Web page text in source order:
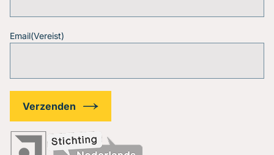
Email(Vereist)